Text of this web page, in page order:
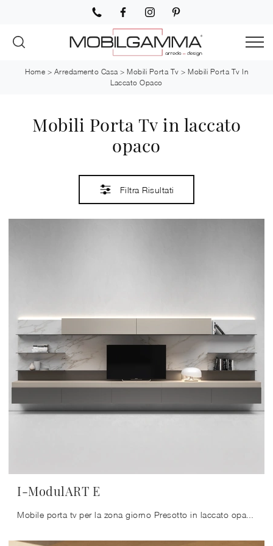
Home > Arredamento Casa > Mobili Porta Tv > Mobili Porta Tv In
Laccato Opaco
Mobili Porta Tv in laccato
opaco
Filtra Risultati
I-ModulART E